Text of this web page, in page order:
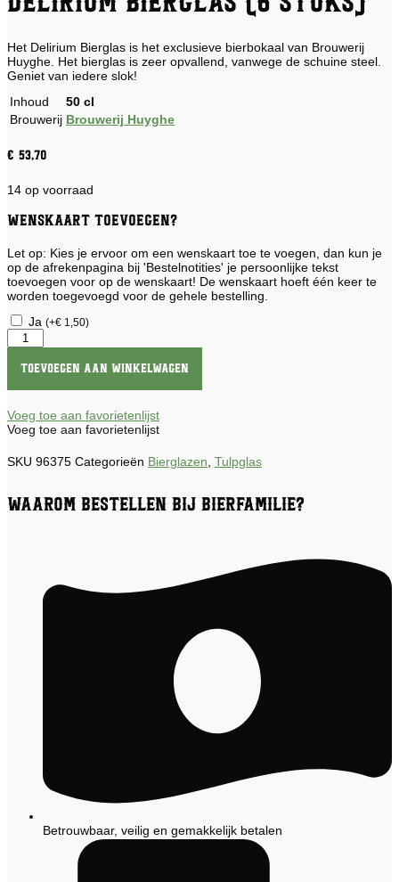
Het Delirium Bierglas is het exclusieve bierbokaal van Brouwerij
Huyghe. Het bierglas is zeer opvallend, vanwege de schuine steel.
Geniet van iedere slok!
Inhoud
50 cl
Brouwerij Brouwerij Huyghe
€ 53,70
14 op voorraad
Wenskaart toevoegen?
Let op: Kies je ervoor om een wenskaart toe te voegen, dan kun je
op de afrekenpagina bij 'Bestelnotities' je persoonlijke tekst
toevoegen voor op de wenskaart! De wenskaart hoeft één keer te
worden toegevoegd voor de gehele bestelling.
Ja (+€ 1,50)
Delirium
Bierglas
aantal
Toevoegen aan winkelwagen
Voeg toe aan favorietenlijst
Voeg toe aan favorietenlijst
SKU 96375 Categorieën Bierglazen, Tulpglas
Waarom bestellen bij Bierfamilie?
Betrouwbaar, veilig en gemakkelijk betalen